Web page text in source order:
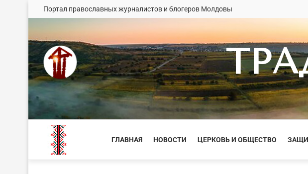
Портал православных журналистов и блогеров Молдовы
ГЛАВНАЯ НОВОСТИ ЦЕРКОВЬ И ОБЩЕСТВО